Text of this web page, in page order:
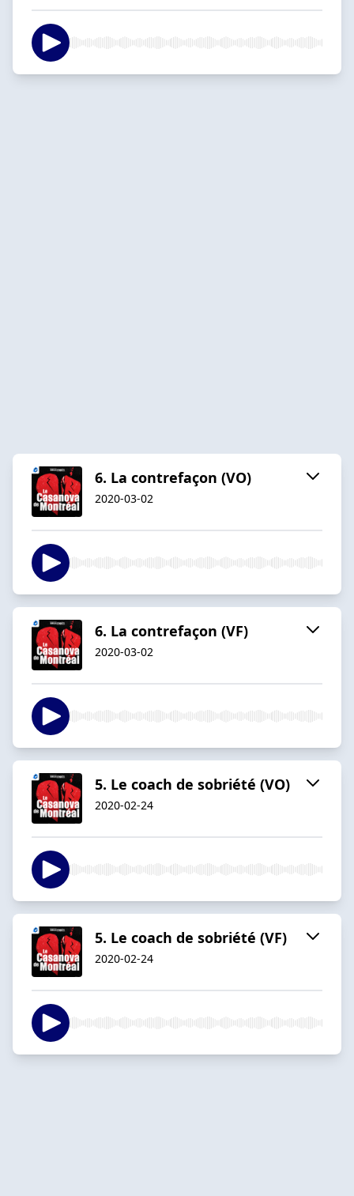
6. La contrefaçon (VO)
2020-03-02
6. La contrefaçon (VF)
2020-03-02
5. Le coach de sobriété (VO)
2020-02-24
5. Le coach de sobriété (VF)
2020-02-24